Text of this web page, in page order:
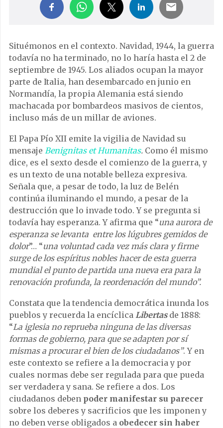
Situémonos en el contexto. Navidad, 1944, la guerra
todavía no ha terminado, no lo haría hasta el 2 de
septiembre de 1945. Los aliados ocupan la mayor
parte de Italia, han desembarcado en junio en
Normandía, la propia Alemania está siendo
machacada por bombardeos masivos de cientos,
incluso más de un millar de aviones.
El Papa Pío XII emite la vigilia de Navidad su
mensaje Benignitas et Humanitas. Como él mismo
dice, es el sexto desde el comienzo de la guerra, y
es un texto de una notable belleza expresiva.
Señala que, a pesar de todo, la luz de Belén
continúa iluminando el mundo, a pesar de la
destrucción que lo invade todo. Y se pregunta si
todavía hay esperanza. Y afirma que “una aurora de
esperanza se levanta entre los lúgubres gemidos de
dolor”… “una voluntad cada vez más clara y firme
surge de los espíritus nobles hacer de esta guerra
mundial el punto de partida una nueva era para la
renovación profunda, la reordenación del mundo”.
Constata que la tendencia democrática inunda los
pueblos y recuerda la encíclica Libertasde 1888:
“La iglesia no reprueba ninguna de las diversas
formas de gobierno, para que se adapten por sí
mismas a procurar el bien de los ciudadanos”. Y en
este contexto se refiere a la democracia y por
cuales normas debe ser regulada para que pueda
ser verdadera y sana. Se refiere a dos. Los
ciudadanos deben poder manifestar su parecer
sobre los deberes y sacrificios que les imponen y
no deben verse obligados a obedecer sin haber